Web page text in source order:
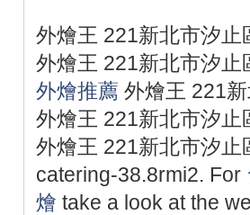
外燴王 221新北市汐
外燴王 221新北市汐
外燴推薦 外燴王 221
外燴王 221新北市汐
外燴王 221新北市汐
catering-38.8rmi2. For
燴 take a look at the